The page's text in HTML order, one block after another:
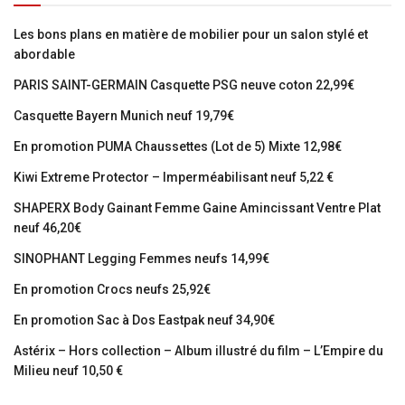
Les bons plans en matière de mobilier pour un salon stylé et
abordable
PARIS SAINT-GERMAIN Casquette PSG neuve coton 22,99€
Casquette Bayern Munich neuf 19,79€
En promotion PUMA Chaussettes (Lot de 5) Mixte 12,98€
Kiwi Extreme Protector – Imperméabilisant neuf 5,22 €
SHAPERX Body Gainant Femme Gaine Amincissant Ventre Plat
neuf 46,20€
SINOPHANT Legging Femmes neufs 14,99€
En promotion Crocs neufs 25,92€
En promotion Sac à Dos Eastpak neuf 34,90€
Astérix – Hors collection – Album illustré du film – L’Empire du
Milieu neuf 10,50 €